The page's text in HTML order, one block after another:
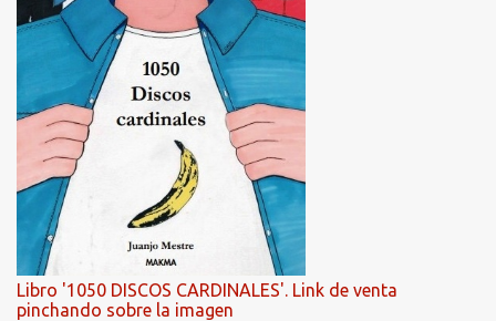
Libro '1050 DISCOS CARDINALES'. Link de venta
pinchando sobre la imagen